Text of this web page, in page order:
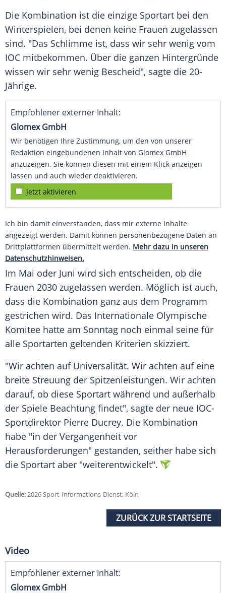
Die Kombination ist die einzige Sportart bei den
Winterspielen, bei denen keine Frauen zugelassen
sind. "Das Schlimme ist, dass wir sehr wenig vom
IOC mitbekommen. Über die ganzen Hintergründe
wissen wir sehr wenig Bescheid", sagte die 20-
Jährige.
Empfohlener externer Inhalt:
Glomex GmbH
Wir benötigen Ihre Zustimmung, um den von unserer
Redaktion eingebundenen Inhalt von Glomex GmbH
anzuzeigen. Sie können diesen mit einem Klick anzeigen
lassen und auch wieder deaktivieren.
jetzt aktivieren
Ich bin damit einverstanden, dass mir externe Inhalte
angezeigt werden. Damit können personenbezogene Daten an
Drittplattformen übermittelt werden. Mehr dazu in unseren
Datenschutzhinweisen.
Im Mai oder Juni wird sich entscheiden, ob die
Frauen 2030 zugelassen werden. Möglich ist auch,
dass die Kombination ganz aus dem Programm
gestrichen wird. Das Internationale Olympische
Komitee hatte am Sonntag noch einmal seine für
alle Sportarten geltenden Kriterien skizziert.
"Wir achten auf Universalität. Wir achten auf eine
breite Streuung der Spitzenleistungen. Wir achten
darauf, ob diese Sportart während und außerhalb
der Spiele Beachtung findet", sagte der neue IOC-
Sportdirektor Pierre Ducrey. Die Kombination
habe "in der Vergangenheit vor
Herausforderungen" gestanden, seither habe sich
die Sportart aber "weiterentwickelt".
Quelle:2026 Sport-Informations-Dienst, Köln
ZURÜCK ZUR STARTSEITE
Video
Empfohlener externer Inhalt:
Glomex GmbH